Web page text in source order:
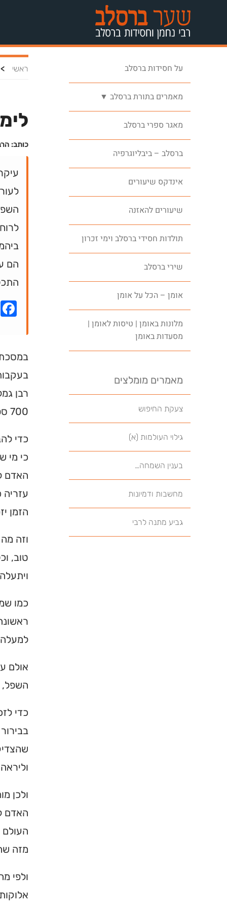
על חסידות ברסלב
מאמרים בתורת ברסלב ▼
מאגר ספרי ברסלב
ברסלב – ביבליוגרפיה
אינדקס שיעורים
שיעורים להאזנה
תולדות חסידי ברסלב וימי זכרון
שירי ברסלב
אומן – הכל על אומן
מלונות באומן | טיסות לאומן |
מסעדות באומן
מאמרים מומלצים
צעקת החיפוש
גילוי העולמות (א)
בענין השמחה…
מחשבות ודמיונות
גביע מתנה לרבי
ראשי >
כותב:
הם
700 ספסלים לביהמ"ד. אותו התלמיד היה רבי שמעון בר יוחאי.
כדי
כי מי
האדם
הזמן
וזה
טוב,
כמו
למעלה
אולם
השפל,
כדי
ולכן
האדם
מזה
ולפי